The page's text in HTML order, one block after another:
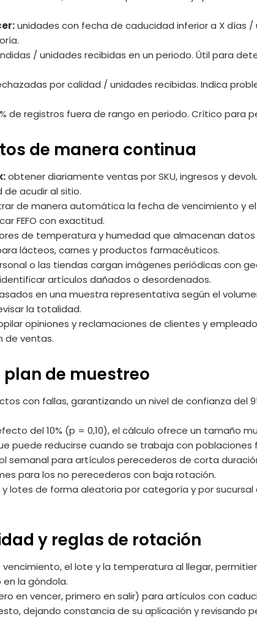
unidades con fecha de caducidad inferior a X días
/ unidades recibidas en un periodo. Útil para
por calidad / unidades recibidas. Indica
% de registros fuera de rango en periodo. Crítico para
de manera continua
obtener diariamente ventas por SKU, ingresos y
acudir al sitio.
de manera automática la fecha de vencimiento y
FEFO con exactitud.
de temperatura y humedad que almacenan
lácteos, carnes y productos farmacéuticos.
o las tiendas cargan imágenes periódicas con
artículos dañados o desordenados.
en una muestra representativa según el
la totalidad.
opiniones y reclamaciones de clientes y
de ventas.
de muestreo
con fallas, garantizando un nivel de confianza del
del 10% (p = 0,10), el cálculo ofrece un tamaño
puede reducirse cuando se trabaja con poblaciones
semanal para artículos perecederos de corta
para los no perecederos con baja rotación.
y lotes de forma aleatoria por categoría y por sucursal
y reglas de rotación
el lote y la temperatura al llegar,
la góndola.
en vencer, primero en salir) para artículos con
dejando constancia de su aplicación y revisando